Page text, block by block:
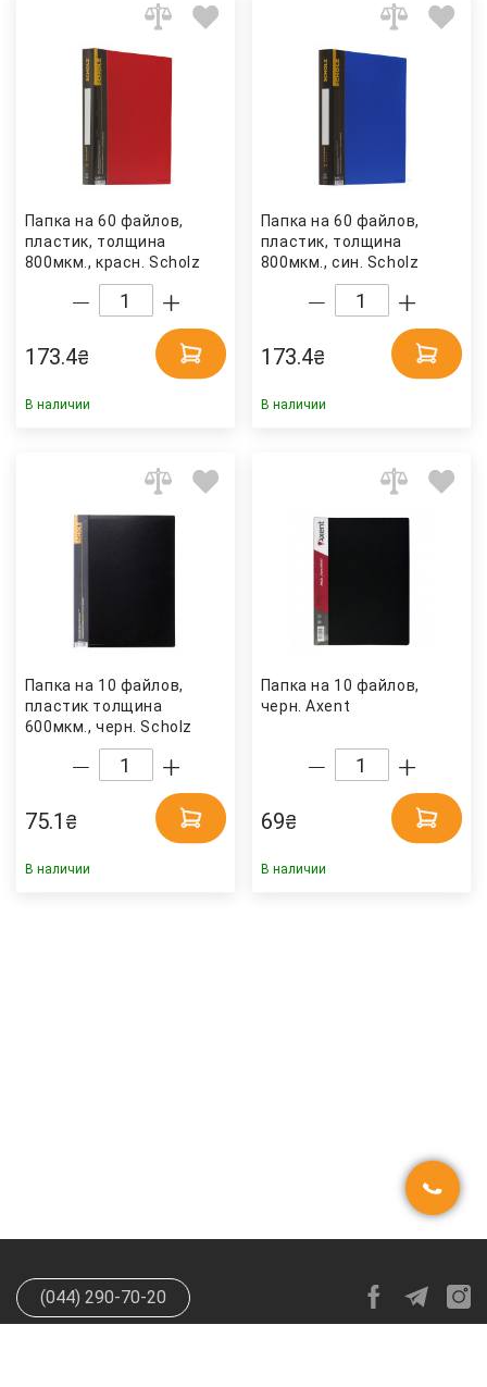
Папка на 60 файлов,
пластик, толщина
800мкм., красн. Scholz
173.4₴
В наличии
Папка на 60 файлов,
пластик, толщина
800мкм., син. Scholz
173.4₴
В наличии
Папка на 10 файлов,
пластик толщина
600мкм., черн. Scholz
75.1 ₴
В наличии
Папка на 10 файлов,
черн. Axent
69₴
В наличии
(044) 290-70-20